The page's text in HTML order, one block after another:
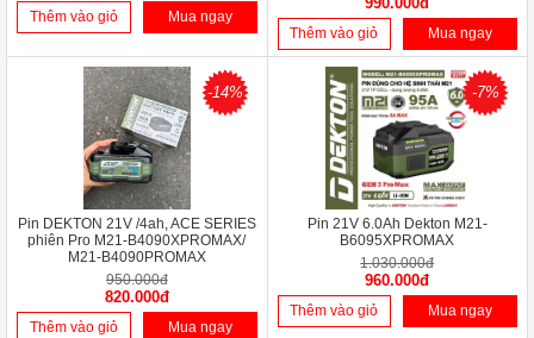
Thêm vào giỏ Mua ngay
Thêm vào giỏ Mua ngay
-14%
Pin DEKTON 21V /4ah, ACE SERIES
phiên Pro M21-B4090XPROMAX/
M21-B4090PROMAX
950.000đ
820.000đ
Thêm vào giỏ Mua ngay
-7%
Pin 21V 6.0Ah Dekton M21-
B6095XPROMAX
1.030.000đ
960.000đ
Thêm vào giỏ Mua ngay